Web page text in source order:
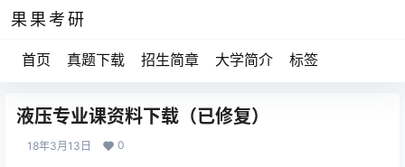
果果考研
首页 真题下载 招生简章 大学简介 标签
液压专业课资料下载（已修复）
18年3月13日 0